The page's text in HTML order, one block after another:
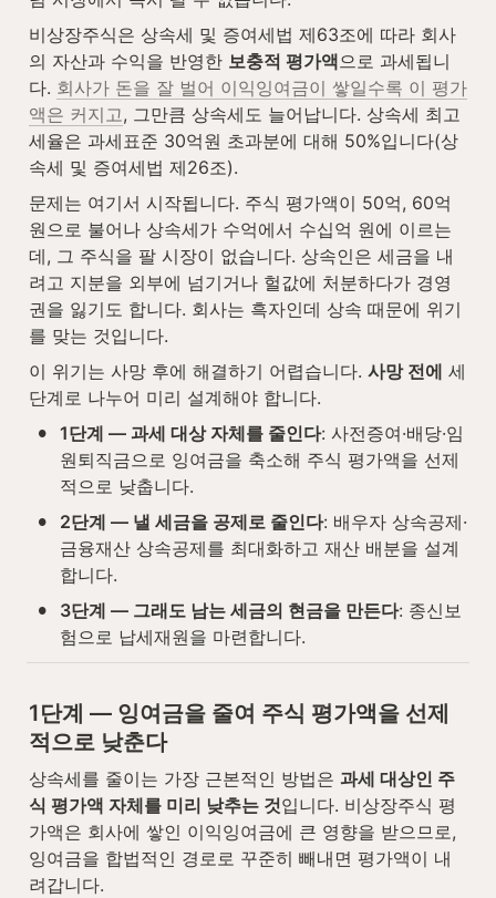
비상장주식은 상속세 및 증여세법 제63조에 따라 회사
의 자산과 수익을 반영한 보충적 평가액으로 과세됩니
다. 회사가 돈을 잘 벌어 이익잉여금이 쌓일수록 이 평가
액은 커지고, 그만큼 상속세도 늘어납니다. 상속세 최고
세율은 과세표준 30억원 초과분에 대해 50%입니다(상
속세 및 증여세법 제26조).
문제는 여기서 시작됩니다. 주식 평가액이 50억, 60억
원으로 불어나 상속세가 수억에서 수십억 원에 이르는
데, 그 주식을 팔 시장이 없습니다. 상속인은 세금을 내
려고 지분을 외부에 넘기거나 헐값에 처분하다가 경영
권을 잃기도 합니다. 회사는 흑자인데 상속 때문에 위기
를 맞는 것입니다.
이 위기는 사망 후에 해결하기 어렵습니다. 사망 전에 세
단계로 나누어 미리 설계해야 합니다.
• 1단계 — 과세 대상 자체를 줄인다: 사전증여·배당·임
원퇴직금으로 잉여금을 축소해 주식 평가액을 선제
적으로 낮춥니다.
• 2단계 — 낼 세금을 공제로 줄인다: 배우자 상속공제·
금융재산 상속공제를 최대화하고 재산 배분을 설계
합니다.
• 3단계 — 그래도 남는 세금의 현금을 만든다: 종신보
험으로 납세재원을 마련합니다.
1단계 — 잉여금을 줄여 주식 평가액을 선제
적으로 낮춘다
상속세를 줄이는 가장 근본적인 방법은 과세 대상인 주
식 평가액 자체를 미리 낮추는 것입니다. 비상장주식 평
가액은 회사에 쌓인 이익잉여금에 큰 영향을 받으므로,
잉여금을 합법적인 경로로 꾸준히 빼내면 평가액이 내
려갑니다.